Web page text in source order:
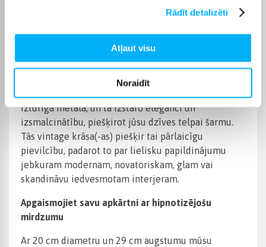
Rādīt detalizēti
Atļaut visu
Noraidīt
lampas burvīgo mirdzumu
Radiet valdzinošu gaisotni jebkurā telpā ar mūsu
izturīga metāla, un tā izstaro eleganci un
izsmalcinātību, piešķirot jūsu dzīves telpai šarmu.
Tās vintage krāsa(-as) piešķir tai pārlaicīgu
pievilcību, padarot to par lielisku papildinājumu
jebkuram modernam, novatoriskam, glam vai
skandināvu iedvesmotam interjeram.
Apgaismojiet savu apkārtni ar hipnotizējošu
mirdzumu
Ar 20 cm diametru un 29 cm augstumu mūsu